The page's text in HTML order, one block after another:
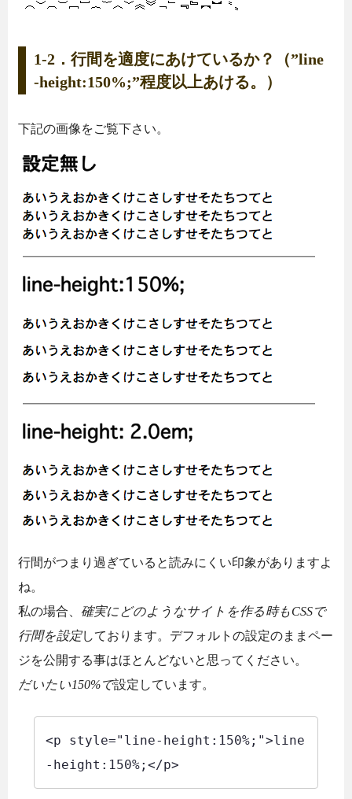
1-2．行間を適度にあけているか？（”line
-height:150%;”程度以上あける。）
下記の画像をご覧下さい。
行間がつまり過ぎていると読みにくい印象がありますよ
ね。
私の場合、 確実にどのようなサイトを作る時もCSSで
行間を設定しております。デフォルトの設定のままペー
ジを公開する事はほとんどないと思ってください。
だいたい150%で設定しています。
<p style="line-height:150%;">line
-height:150%;</p>